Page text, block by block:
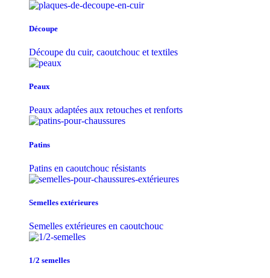
Découpe
Découpe du cuir, caoutchouc et textiles
Peaux
Peaux adaptées aux retouches et renforts
Patins
Patins en caoutchouc résistants
Semelles extérieures
Semelles extérieures en caoutchouc
1/2 semelles